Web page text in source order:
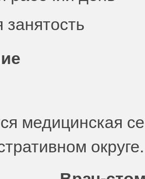
занятость
медицинская
округе.